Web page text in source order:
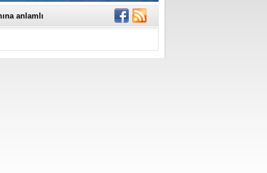
anlamlı
DİKKAT!